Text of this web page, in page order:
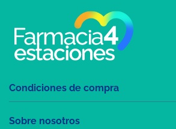
Condiciones de compra
Sobre nosotros